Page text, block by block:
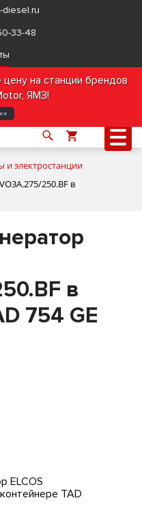
diesel.ru
33-48
на станции брендов
ЯМЗ!
и электростанции
250.BF в
в
754 GE